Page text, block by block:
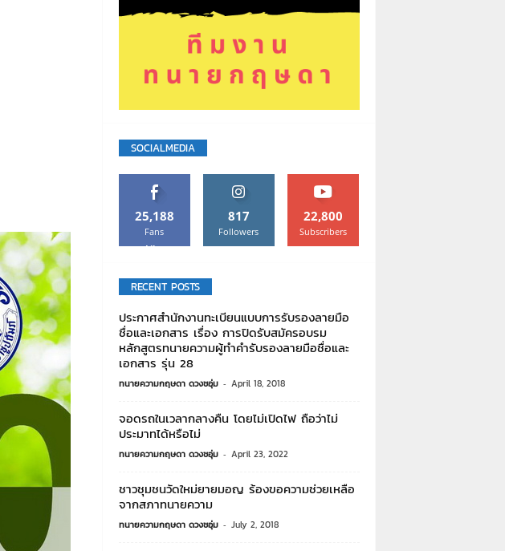
SOCIALMEDIA
25,188
Fans
Like
817
Followers
22,800
Subscribers
RECENT POSTS
ประกาศสำนักงานทะเบียนแบบการรับรองลายมือ
ชื่อและเอกสาร เรื่อง การปิดรับสมัครอบรม
หลักสูตรทนายความผู้ทำคำรับรองลายมือชื่อและ
เอกสาร รุ่น 28
ทนายความกฤษดา ดวงชอุ่ม - April 18, 2018
จอดรถในเวลากลางคืน โดยไม่เปิดไฟ ถือว่าไม่
ประมาทได้หรือไม่
ทนายความกฤษดา ดวงชอุ่ม - April 23, 2022
ชาวชุมชนวัดใหม่ยายมอญ ร้องขอความช่วยเหลือ
จากสภาทนายความ
ทนายความกฤษดา ดวงชอุ่ม - July 2, 2018